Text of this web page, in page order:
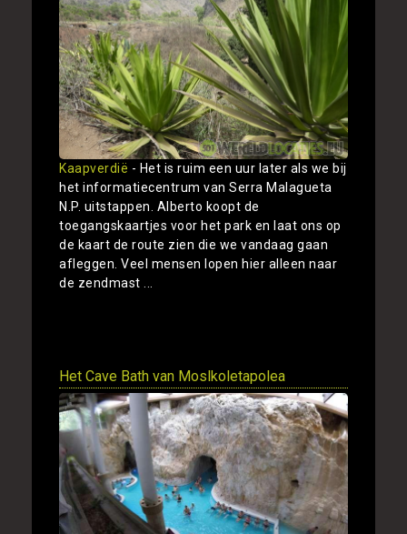
Kaapverdië - Het is ruim een uur later als we bij
het informatiecentrum van Serra Malagueta
N.P. uitstappen. Alberto koopt de
toegangskaartjes voor het park en laat ons op
de kaart de route zien die we vandaag gaan
afleggen. Veel mensen lopen hier alleen naar
de zendmast ...
Het Cave Bath van Moslkoletapolea